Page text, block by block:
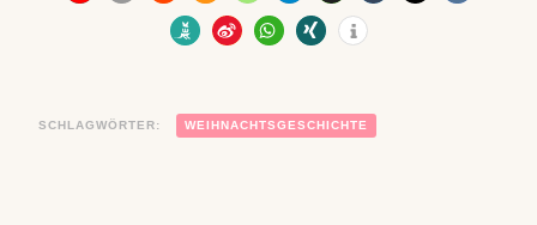
SCHLAGWÖRTER: WEIHNACHTSGESCHICHTE